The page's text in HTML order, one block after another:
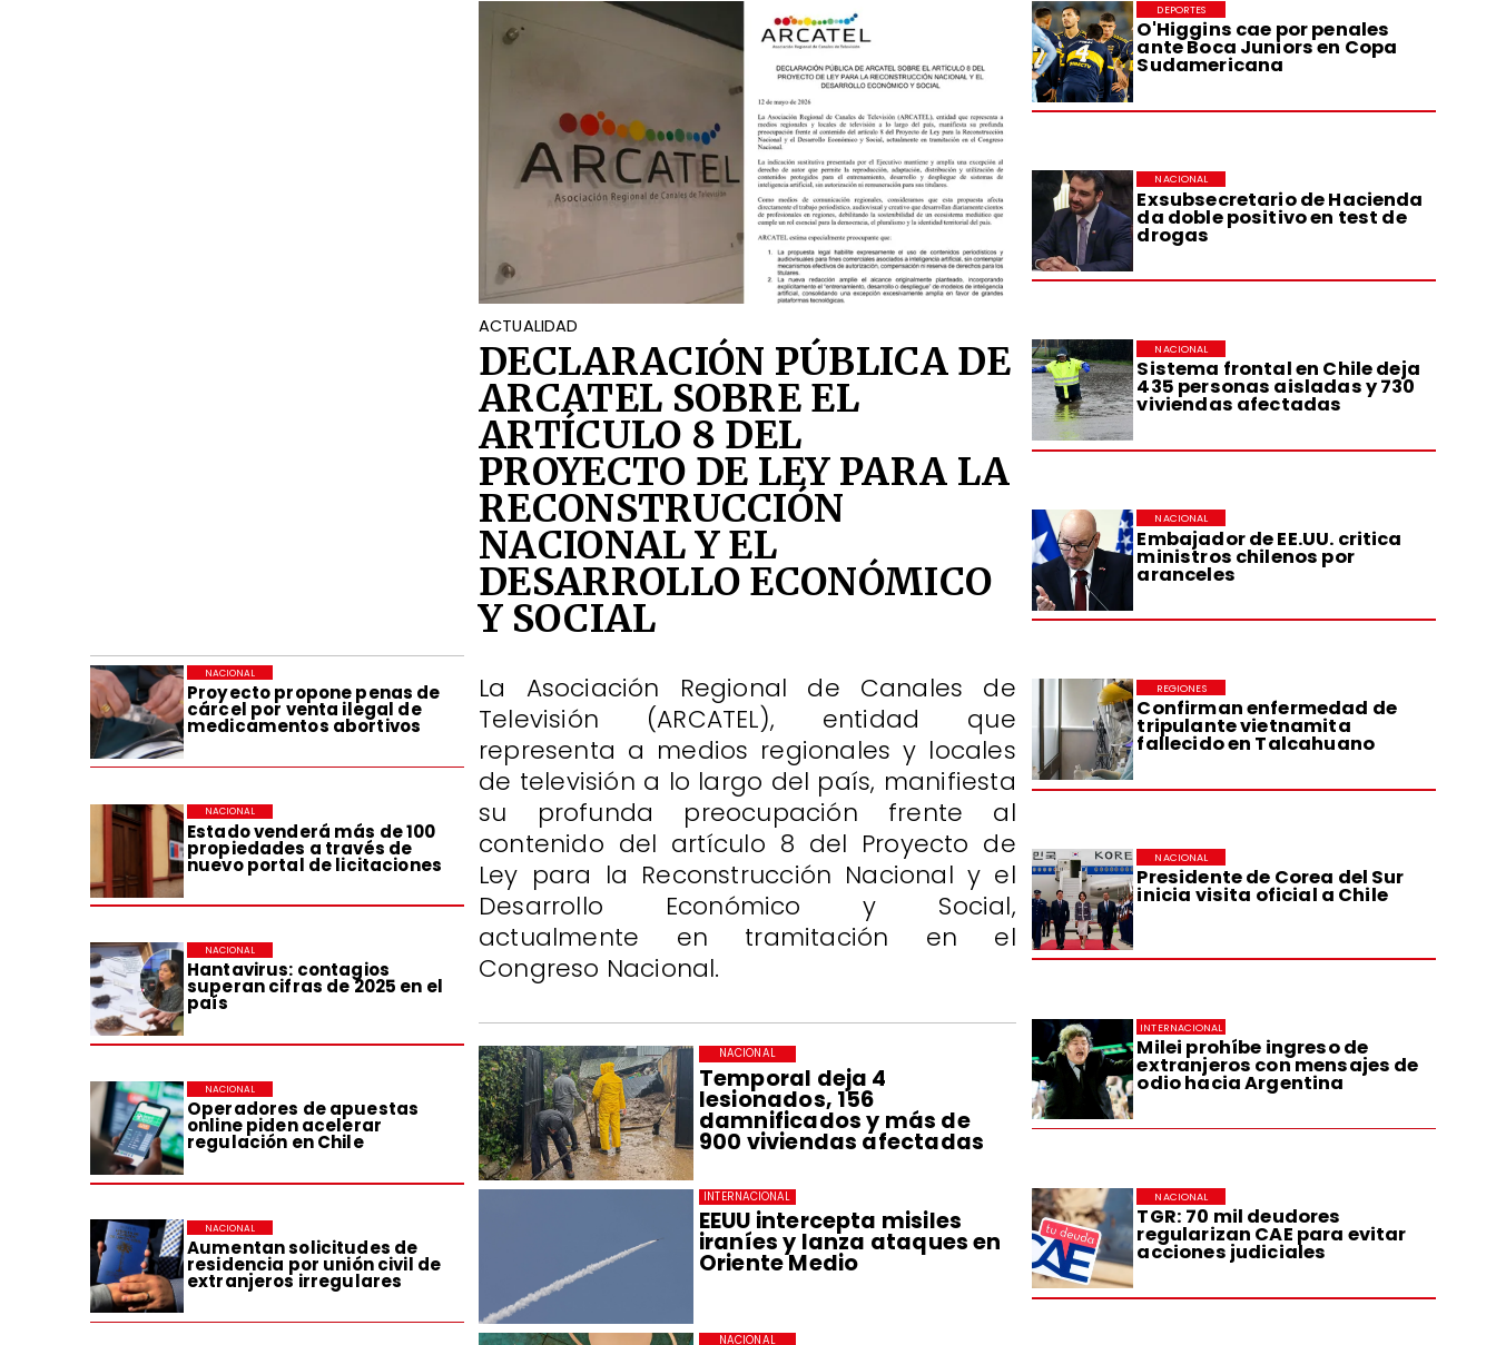
O'Higgins cae por penales
ante Boca Juniors en Copa
Sudamericana
DEPORTES
Exsubsecretario de Hacienda
da doble positivo en test de
drogas
NACIONAL
Sistema frontal en Chile deja
435 personas aisladas y 730
viviendas afectadas
NACIONAL
Embajador de EE.UU. critica
ministros chilenos por
aranceles
NACIONAL
Confirman enfermedad de
tripulante vietnamita
fallecido en Talcahuano
REGIONES
Presidente de Corea del Sur
inicia visita oficial a Chile
NACIONAL
Milei prohíbe ingreso de
extranjeros con mensajes de
odio hacia Argentina
INTERNACIONAL
TGR: 70 mil deudores
regularizan CAE para evitar
acciones judiciales
NACIONAL
Proyecto propone penas de
cárcel por venta ilegal de
medicamentos abortivos
NACIONAL
Estado venderá más de 100
propiedades a través de
nuevo portal de licitaciones
NACIONAL
Hantavirus: contagios
superan cifras de 2025 en el
país
NACIONAL
Operadores de apuestas
online piden acelerar
regulación en Chile
NACIONAL
Aumentan solicitudes de
residencia por unión civil de
extranjeros irregulares
NACIONAL
Temporal deja 4
lesionados, 156
damnificados y más de
900 viviendas afectadas
NACIONAL
EEUU intercepta misiles
iraníes y lanza ataques en
Oriente Medio
INTERNACIONAL
NACIONAL
ACTUALIDAD
DECLARACIÓN PÚBLICA DE
ARCATEL SOBRE EL
ARTÍCULO 8 DEL
PROYECTO DE LEY PARA LA
RECONSTRUCCIÓN
NACIONAL Y EL
DESARROLLO ECONÓMICO
Y SOCIAL
La Asociación Regional de Canales de
Televisión (ARCATEL), entidad que
representa a medios regionales y locales
de televisión a lo largo del país, manifiesta
su profunda preocupación frente al
contenido del artículo 8 del Proyecto de
Ley para la Reconstrucción Nacional y el
Desarrollo Económico y Social,
actualmente en tramitación en el
Congreso Nacional.